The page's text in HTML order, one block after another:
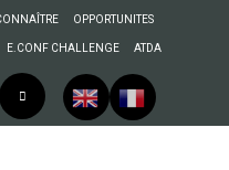
OPPORTUNITES
E.CONF CHALLENGE ATDA